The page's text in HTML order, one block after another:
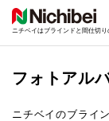
ニチベイはブラインドと間仕切
フォトアル
ニチベイのブライ